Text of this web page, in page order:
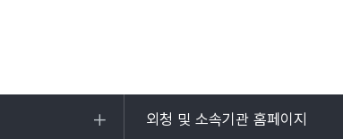
외청 및 소속기관 홈페이지
목록